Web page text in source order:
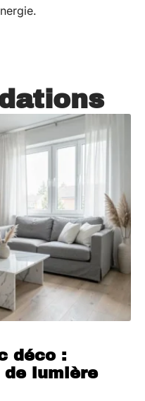
déco :
lumière